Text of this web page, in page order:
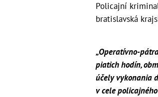
Policajní
bratislavská
„Operatívno-
piatich hodín,
účely vykonania
v cele